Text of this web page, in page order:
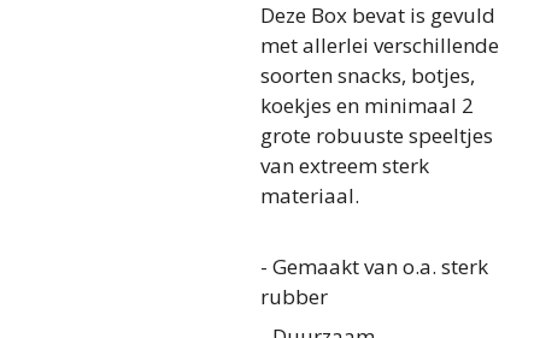
Deze Box bevat is gevuld
met allerlei verschillende
soorten snacks, botjes,
koekjes en minimaal 2
grote robuuste speeltjes
van extreem sterk
materiaal.
- Gemaakt van o.a. sterk
rubber